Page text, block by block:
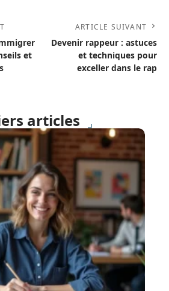
et
ARTICLE SUIVANT
Devenir rappeur : astuces
et techniques pour
exceller dans le rap
articles